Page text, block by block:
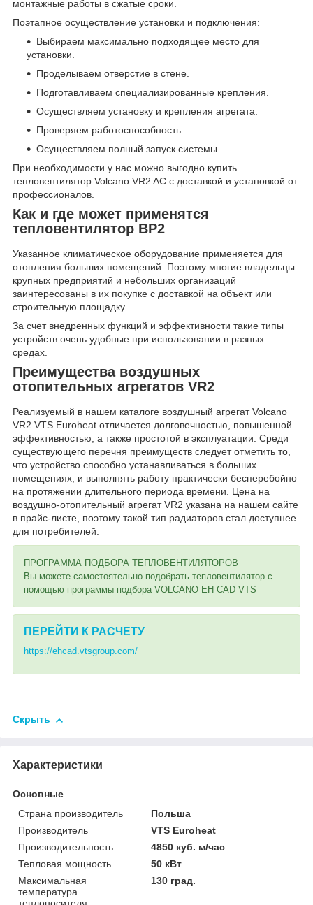
монтажные работы в сжатые сроки.
Поэтапное осуществление установки и подключения:
Выбираем максимально подходящее место для
установки.
Проделываем отверстие в стене.
Подготавливаем специализированные крепления.
Осуществляем установку и крепления агрегата.
Проверяем работоспособность.
Осуществляем полный запуск системы.
При необходимости у нас можно выгодно купить
тепловентилятор Volcano VR2 AC с доставкой и установкой от
профессионалов.
Как и где может применятся
тепловентилятор ВР2
Указанное климатическое оборудование применяется для
отопления больших помещений. Поэтому многие владельцы
крупных предприятий и небольших организаций
заинтересованы в их покупке с доставкой на объект или
строительную площадку.
За счет внедренных функций и эффективности такие типы
устройств очень удобные при использовании в разных
средах.
Преимущества воздушных
отопительных агрегатов VR2
Реализуемый в нашем каталоге воздушный агрегат Volcano
VR2 VTS Euroheat отличается долговечностью, повышенной
эффективностью, а также простотой в эксплуатации. Среди
существующего перечня преимуществ следует отметить то,
что устройство способно устанавливаться в больших
помещениях, и выполнять работу практически бесперебойно
на протяжении длительного периода времени. Цена на
воздушно-отопительный агрегат VR2 указана на нашем сайте
в прайс-листе, поэтому такой тип радиаторов стал доступнее
для потребителей.
ПРОГРАММА ПОДБОРА ТЕПЛОВЕНТИЛЯТОРОВ
Вы можете самостоятельно подобрать тепловентилятор с
помощью программы подбора VOLCANO EH CAD VTS
ПЕРЕЙТИ К РАСЧЕТУ
https://ehcad.vtsgroup.com/
Скрыть
Характеристики
Основные
Страна производитель
Польша
Производитель
VTS Euroheat
Производительность
4850 куб. м/час
Тепловая мощность
50 кВт
Максимальная
температура
теплоносителя
130 град.